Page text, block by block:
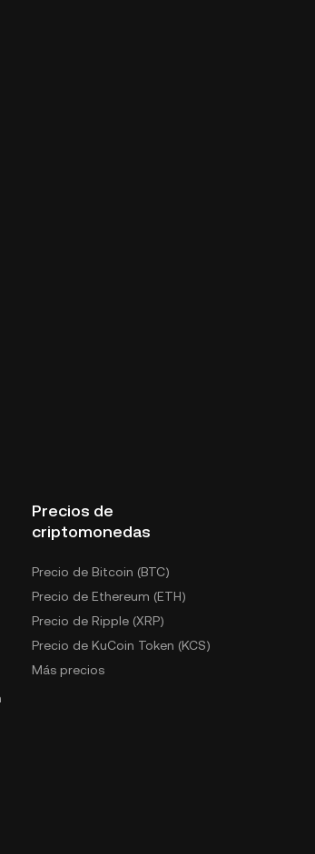
Precios de
criptomonedas
Precio de Bitcoin (BTC)
Precio de Ethereum (ETH)
Precio de Ripple (XRP)
Precio de KuCoin Token (KCS)
Más precios